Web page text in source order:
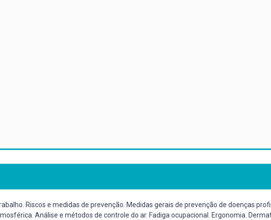
Riscos e medidas de prevenção. Medidas gerais de prevenção de doenças
Análise e métodos de controle do ar. Fadiga ocupacional. Ergonomia.